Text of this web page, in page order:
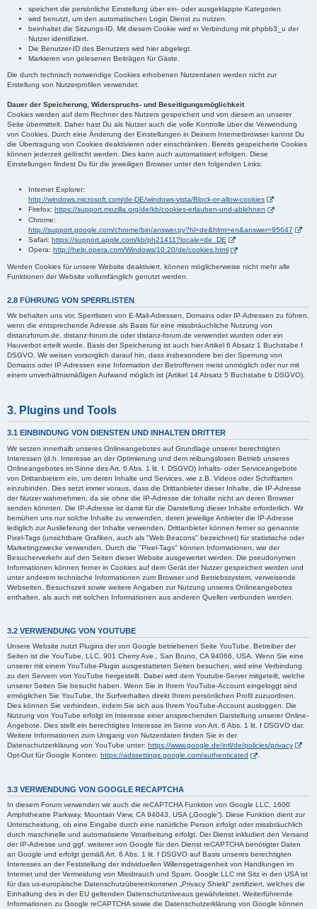
speichert die persönliche Einstellung über ein- oder ausgeklappte Kategorien.
wird benutzt, um den automatischen Login Dienst zu nutzen.
beinhaltet die Sitzungs-ID. Mit diesem Cookie wird in Verbindung mit phpbb3_u der
Nutzer identifiziert.
Die Benutzer-ID des Benutzers wird hier abgelegt.
Markieren von gelesenen Beiträgen für Gäste.
Die durch technisch notwendige Cookies erhobenen Nutzerdaten werden nicht zur
Erstellung von Nutzerprofilen verwendet.
Dauer der Speicherung, Widerspruchs- und Beseitigungsmöglichkeit
Cookies werden auf dem Rechner des Nutzers gespeichert und von diesem an unserer
Seite übermittelt. Daher hast Du als Nutzer auch die volle Kontrolle über die Verwendung
von Cookies. Durch eine Änderung der Einstellungen in Deinem Internetbrowser kannst Du
die Übertragung von Cookies deaktivieren oder einschränken. Bereits gespeicherte Cookies
können jederzeit gelöscht werden. Dies kann auch automatisiert erfolgen. Diese
Einstellungen findest Du für die jeweiligen Browser unter den folgenden Links:
Internet Explorer:
http://windows.microsoft.com/de-DE/windows-vista/Block-or-allow-cookies
Firefox: https://support.mozilla.org/de/kb/cookies-erlauben-und-ablehnen
Chrome:
http://support.google.com/chrome/bin/answer.py?hl=de&hlrm=en&answer=95647
Safari: https://support.apple.com/kb/ph21411?locale=de_DE
Opera: http://help.opera.com/Windows/10.20/de/cookies.html
Werden Cookies für unsere Website deaktiviert, können möglicherweise nicht mehr alle
Funktionen der Website vollumfänglich genutzt werden.
2.8 FÜHRUNG VON SPERRLISTEN
Wir behalten uns vor, Sperrlisten von E-Mail-Adressen, Domains oder IP-Adressen zu führen,
wenn die entsprechende Adresse als Basis für eine missbräuchliche Nutzung von
distanzforum.de, distanz-forum.de oder distanz-forum.de verwendet wurden oder ein
Hauverbot erteilt wurde. Basis der Speicherung ist auch hier Artikel 6 Absatz 1 Buchstabe f
DSGVO. Wir weisen vorsorglich darauf hin, dass insbesondere bei der Sperrung von
Domains oder IP-Adressen eine Information der Betroffenen meist unmöglich oder nur mit
einem unverhältnismäßigen Aufwand möglich ist (Artikel 14 Absatz 5 Buchstabe b DSGVO).
3. Plugins und Tools
3.1 EINBINDUNG VON DIENSTEN UND INHALTEN DRITTER
Wir setzen innerhalb unseres Onlineangebotes auf Grundlage unserer berechtigten
Interessen (d.h. Interesse an der Optimierung und dem reibungslosen Betrieb unseres
Onlineangebotes im Sinne des Art. 6 Abs. 1 lit. f. DSGVO) Inhalts- oder Serviceangebote
von Drittanbietern ein, um deren Inhalte und Services, wie z.B. Videos oder Schriftarten
einzubinden. Dies setzt immer voraus, dass die Drittanbieter dieser Inhalte, die IP-Adresse
der Nutzer wahrnehmen, da sie ohne die IP-Adresse die Inhalte nicht an deren Browser
senden könnten. Die IP-Adresse ist damit für die Darstellung dieser Inhalte erforderlich. Wir
bemühen uns nur solche Inhalte zu verwenden, deren jeweilige Anbieter die IP-Adresse
lediglich zur Auslieferung der Inhalte verwenden. Drittanbieter können ferner so genannte
Pixel-Tags (unsichtbare Grafiken, auch als "Web Beacons" bezeichnet) für statistische oder
Marketingzwecke verwenden. Durch die "Pixel-Tags" können Informationen, wie der
Besucherverkehr auf den Seiten dieser Website ausgewertet werden. Die pseudonymen
Informationen können ferner in Cookies auf dem Gerät der Nutzer gespeichert werden und
unter anderem technische Informationen zum Browser und Betriebssystem, verweisende
Webseiten, Besuchszeit sowie weitere Angaben zur Nutzung unseres Onlineangebotes
enthalten, als auch mit solchen Informationen aus anderen Quellen verbunden werden.
3.2 VERWENDUNG VON YOUTUBE
Unsere Website nutzt Plugins der von Google betriebenen Seite YouTube. Betreiber der
Seiten ist die YouTube, LLC, 901 Cherry Ave., San Bruno, CA 94066, USA. Wenn Sie eine
unserer mit einem YouTube-Plugin ausgestatteten Seiten besuchen, wird eine Verbindung
zu den Servern von YouTube hergestellt. Dabei wird dem Youtube-Server mitgeteilt, welche
unserer Seiten Sie besucht haben. Wenn Sie in Ihrem YouTube-Account eingeloggt sind
ermöglichen Sie YouTube, Ihr Surfverhalten direkt Ihrem persönlichen Profil zuzuordnen.
Dies können Sie verhindern, indem Sie sich aus Ihrem YouTube-Account ausloggen. Die
Nutzung von YouTube erfolgt im Interesse einer ansprechenden Darstellung unserer Online-
Angebote. Dies stellt ein berechtigtes Interesse im Sinne von Art. 6 Abs. 1 lit. f DSGVO dar.
Weitere Informationen zum Umgang von Nutzerdaten finden Sie in der
Datenschutzerklärung von YouTube unter: https://www.google.de/intl/de/policies/privacy
Opt-Out für Google Konten: https://adssettings.google.com/authenticated .
3.3 VERWENDUNG VON GOOGLE RECAPTCHA
In diesem Forum verwenden wir auch die reCAPTCHA Funktion von Google LLC, 1600
Amphitheatre Parkway, Mountain View, CA 94043, USA („Google“). Diese Funktion dient zur
Unterscheidung, ob eine Eingabe durch eine natürliche Person erfolgt oder missbräuchlich
durch maschinelle und automatisierte Verarbeitung erfolgt. Der Dienst inkludiert den Versand
der IP-Adresse und ggf. weiterer von Google für den Dienst reCAPTCHA benötigter Daten
an Google und erfolgt gemäß Art. 6 Abs. 1 lit. f DSGVO auf Basis unseres berechtigten
Interesses an der Feststellung der individuellen Willensgetragenheit von Handlungen im
Internet und der Vermeidung von Missbrauch und Spam. Google LLC mit Sitz in den USA ist
für das us-europäische Datenschutzübereinkommen „Privacy Shield“ zertifiziert, welches die
Einhaltung des in der EU geltenden Datenschutzniveaus gewährleistet. Weiterführende
Informationen zu Google reCAPTCHA sowie die Datenschutzerklärung von Google können